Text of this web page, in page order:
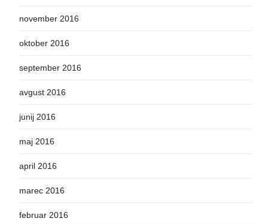
november 2016
oktober 2016
september 2016
avgust 2016
junij 2016
maj 2016
april 2016
marec 2016
februar 2016